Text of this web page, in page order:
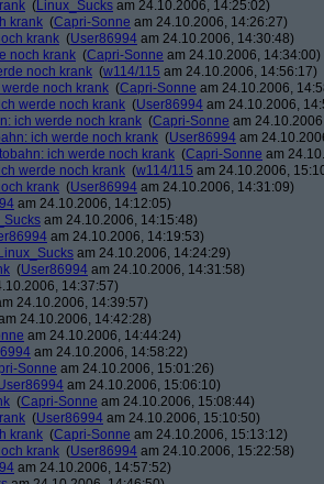
(Linux_Sucks am 24.10.2006, 14:25:02)
krank (Capri-Sonne am 24.10.2006, 14:26:27)
krank (User86994 am 24.10.2006, 14:30:48)
noch krank (Capri-Sonne am 24.10.2006, 14:34:00)
noch krank (w114/115 am 24.10.2006, 14:56:17)
noch krank (Capri-Sonne am 24.10.2006,
werde noch krank (User86994 am 24.10.2006,
ich werde noch krank (Capri-Sonne am
ich werde noch krank (User86994 am
ich werde noch krank (Capri-Sonne am
werde noch krank (w114/115 am 24.10.2006,
krank (User86994 am 24.10.2006, 14:31:09)
am 24.10.2006, 14:12:05)
am 24.10.2006, 14:15:48)
am 24.10.2006, 14:19:53)
Linux_Sucks am 24.10.2006, 14:24:29)
(User86994 am 24.10.2006, 14:31:58)
14:37:57)
24.10.2006, 14:39:57)
24.10.2006, 14:42:28)
am 24.10.2006, 14:44:24)
am 24.10.2006, 14:58:22)
Sonne am 24.10.2006, 15:01:26)
am 24.10.2006, 15:06:10)
(Capri-Sonne am 24.10.2006, 15:08:44)
(User86994 am 24.10.2006, 15:10:50)
krank (Capri-Sonne am 24.10.2006, 15:13:12)
krank (User86994 am 24.10.2006, 15:22:58)
am 24.10.2006, 14:57:52)